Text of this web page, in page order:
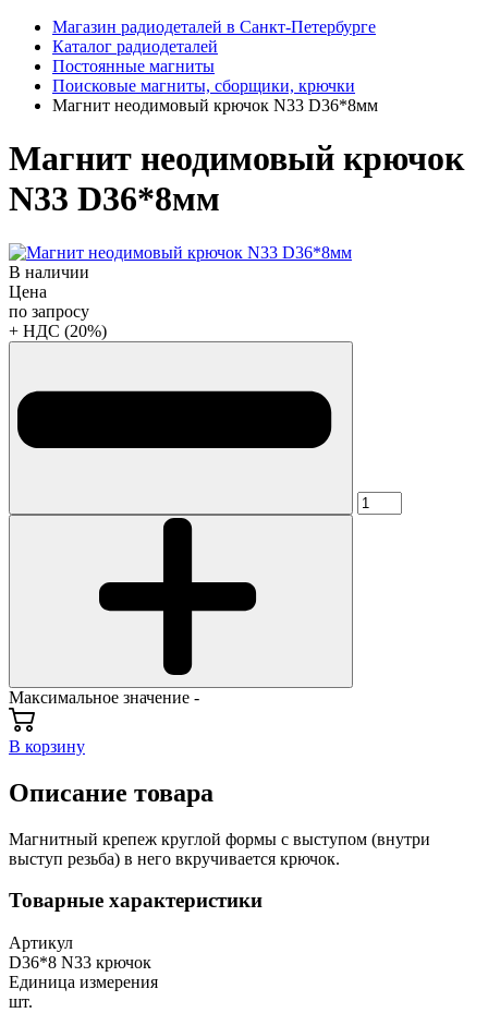
Магазин радиодеталей в Санкт-Петербурге
Каталог радиодеталей
Постоянные магниты
Поисковые магниты, сборщики, крючки
Магнит неодимовый крючок N33 D36*8мм
Магнит неодимовый крючок
N33 D36*8мм
В наличии
Цена
по запросу
+ НДС (20%)
Максимальное значение -
В корзину
Описание товара
Магнитный крепеж круглой формы с выступом (внутри
выступ резьба) в него вкручивается крючок.
Товарные характеристики
Артикул
D36*8 N33 крючок
Единица измерения
шт.